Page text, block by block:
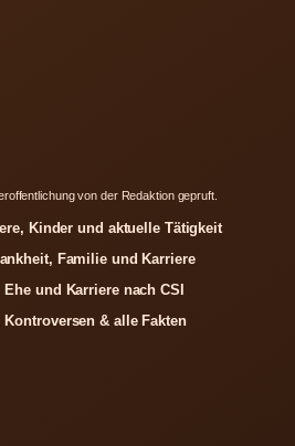
von der Redaktion gepruft.
Kinder und aktuelle Tätigkeit
Familie und Karriere
und Karriere nach CSI
& alle Fakten